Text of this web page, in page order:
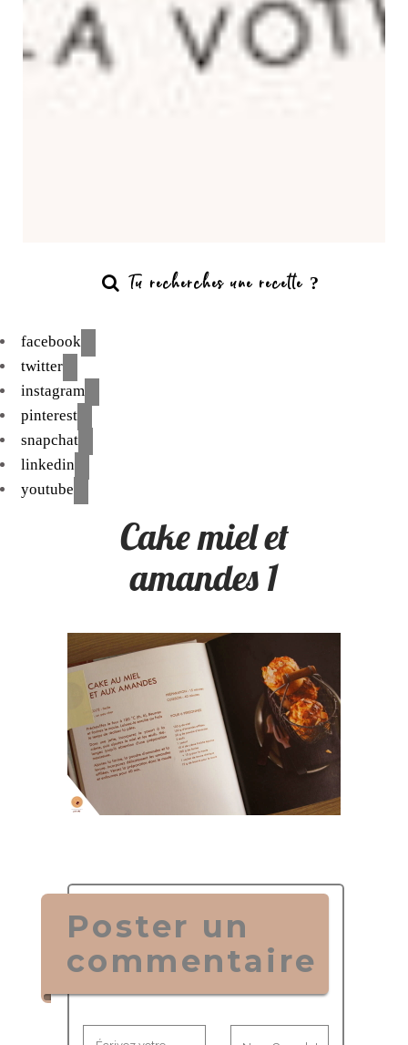
facebook
twitter
instagram
pinterest
snapchat
linkedin
youtube
Cake miel et
amandes 1
Poster un
commentaire